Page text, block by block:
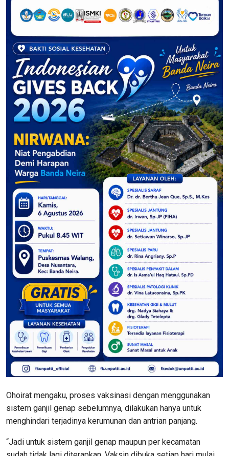
Ohoirat mengaku, proses vaksinasi dengan menggunakan
sistem ganjil genap sebelumnya, dilakukan hanya untuk
menghindari terjadinya kerumunan dan antrian panjang.
“Jadi untuk sistem ganjil genap maupun per kecamatan